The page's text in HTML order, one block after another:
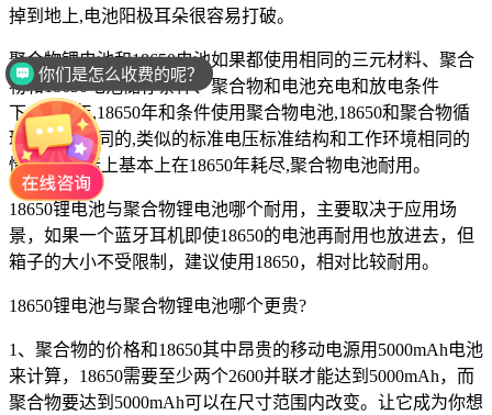
掉到地上,电池阳极耳朵很容易打破。
聚合物锂电池和18650电池如果都使用相同的三元材料、聚合
物和18650电池储存条件、聚合物和电池充电和放电条件
下,18650年,18650年和条件使用聚合物电池,18650和聚合物循
环条件是相同的,类似的标准电压标准结构和工作环境相同的
情况下,实际上基本上在18650年耗尽,聚合物电池耐用。
18650锂电池与聚合物锂电池哪个耐用，主要取决于应用场
景，如果一个蓝牙耳机即使18650的电池再耐用也放进去，但
箱子的大小不受限制，建议使用18650，相对比较耐用。
18650锂电池与聚合物锂电池哪个更贵?
1、聚合物的价格和18650其中昂贵的移动电源用5000mAh电池
来计算，18650需要至少两个2600并联才能达到5000mAh，而
聚合物要达到5000mAh可以在尺寸范围内改变。让它成为你想
你们是怎么收费的呢？
是品牌厂家直销吗？